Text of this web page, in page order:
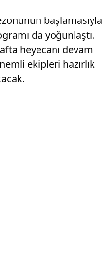
başlamasıyla
da yoğunlaştı.
heyecanı devam
ekipleri hazırlık